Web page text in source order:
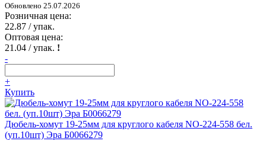
Обновлено 25.07.2026
Розничная цена:
22.87 / упак.
Оптовая цена:
21.04 / упак. !
-
+
Купить
Дюбель-хомут 19-25мм для круглого кабеля NO-224-558 бел.
(уп.10шт) Эра Б0066279